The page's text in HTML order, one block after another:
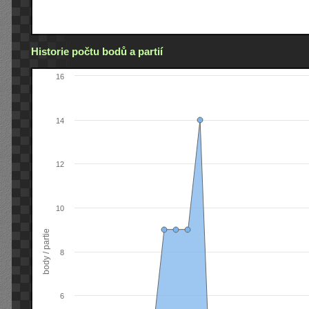
Historie počtu bodů a partií
body / partie
6
8
10
12
14
16